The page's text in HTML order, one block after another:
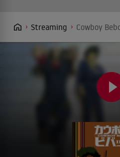
Streaming Cowboy